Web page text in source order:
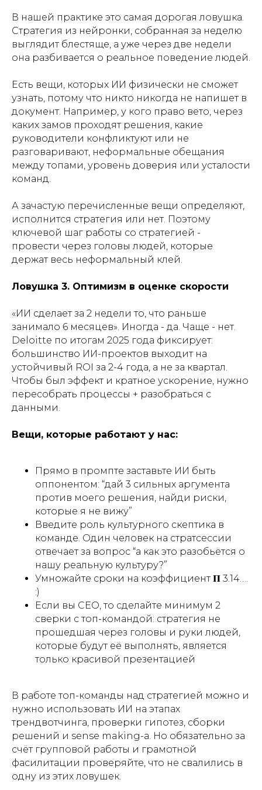
В нашей практике это самая дорогая ловушка.
Стратегия из нейронки, собранная за неделю
выглядит блестяще, а уже через две недели
она разбивается о реальное поведение людей.
Есть вещи, которых ИИ физически не сможет
узнать, потому что никто никогда не напишет в
документ. Например, у кого право вето, через
каких замов проходят решения, какие
руководители конфликтуют или не
разговаривают, неформальные обещания
между топами, уровень доверия или усталости
команд.
А зачастую перечисленные вещи определяют,
исполнится стратегия или нет. Поэтому
ключевой шаг работы со стратегией -
провести через головы людей, которые
держат весь неформальный клей.
Ловушка 3. Оптимизм в оценке скорости
«ИИ сделает за 2 недели то, что раньше
занимало 6 месяцев». Иногда - да. Чаще - нет.
Deloitte по итогам 2025 года фиксирует:
большинство ИИ-проектов выходит на
устойчивый ROI за 2-4 года, а не за квартал.
Чтобы был эффект и кратное ускорение, нужно
пересобрать процессы + разобраться с
данными.
Вещи, которые работают у нас:
Прямо в промпте заставьте ИИ быть
оппонентом: “дай 3 сильных аргумента
против моего решения, найди риски,
которые я не вижу”
Введите роль культурного скептика в
команде. Один человек на стратсессии
отвечает за вопрос “а как это разобьётся о
нашу реальную культуру?”
Умножайте сроки на коэффициент 𝚷 3.14….
:)
Если вы CEO, то сделайте минимум 2
сверки с топ-командой: стратегия не
прошедшая через головы и руки людей,
которые будут её выполнять, является
только красивой презентацией
В работе топ-команды над стратегией можно и
нужно использовать ИИ на этапах
трендвотчинга, проверки гипотез, сборки
решений и sense making-а. Но обязательно за
счёт групповой работы и грамотной
фасилитации проверяйте, что не свалились в
одну из этих ловушек.